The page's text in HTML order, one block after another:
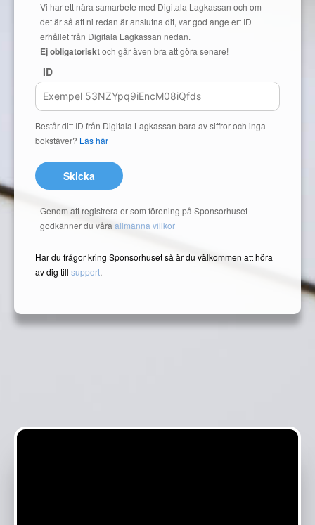
Vi har ett nära samarbete med Digitala Lagkassan och om
det är så att ni redan är anslutna dit, var god ange ert ID
erhållet från Digitala Lagkassan nedan.
Ej obligatorisktoch går även bra att göra senare!
ID
Består ditt ID från Digitala Lagkassan bara av siffror och inga
bokstäver? Läs här
Skicka
Genom att registrera er som förening på Sponsorhuset
godkänner du våra allmänna villkor
Har du frågor kring Sponsorhuset så är du välkommen att höra
av dig till support.